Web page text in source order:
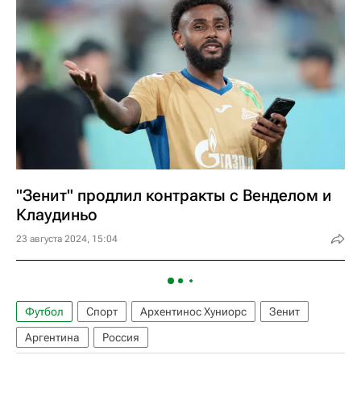
"Зенит" продлил контракты с Венделом и
Клаудиньо
23 августа 2024, 15:04
Футбол Спорт Архентинос Хуниорс
Зенит
Аргентина
Россия